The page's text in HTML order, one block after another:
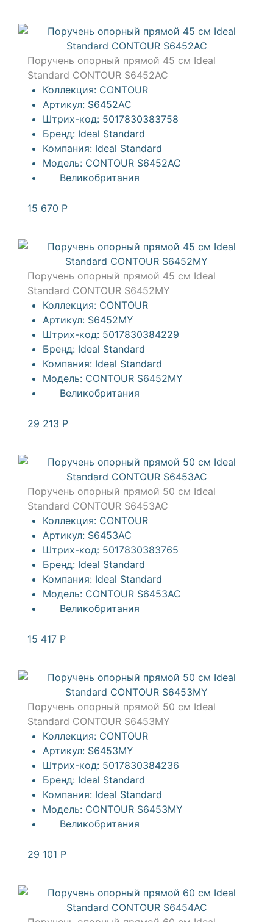
Поручень опорный прямой 45 см Ideal
Standard CONTOUR S6452AC
Коллекция: CONTOUR
Артикул: S6452AC
Штрих-код: 5017830383758
Бренд: Ideal Standard
Компания: Ideal Standard
Модель: CONTOUR S6452AC
Великобритания
15 670 Р
Поручень опорный прямой 45 см Ideal
Standard CONTOUR S6452MY
Коллекция: CONTOUR
Артикул: S6452MY
Штрих-код: 5017830384229
Бренд: Ideal Standard
Компания: Ideal Standard
Модель: CONTOUR S6452MY
Великобритания
29 213 Р
Поручень опорный прямой 50 см Ideal
Standard CONTOUR S6453AC
Коллекция: CONTOUR
Артикул: S6453AC
Штрих-код: 5017830383765
Бренд: Ideal Standard
Компания: Ideal Standard
Модель: CONTOUR S6453AC
Великобритания
15 417 Р
Поручень опорный прямой 50 см Ideal
Standard CONTOUR S6453MY
Коллекция: CONTOUR
Артикул: S6453MY
Штрих-код: 5017830384236
Бренд: Ideal Standard
Компания: Ideal Standard
Модель: CONTOUR S6453MY
Великобритания
29 101 Р